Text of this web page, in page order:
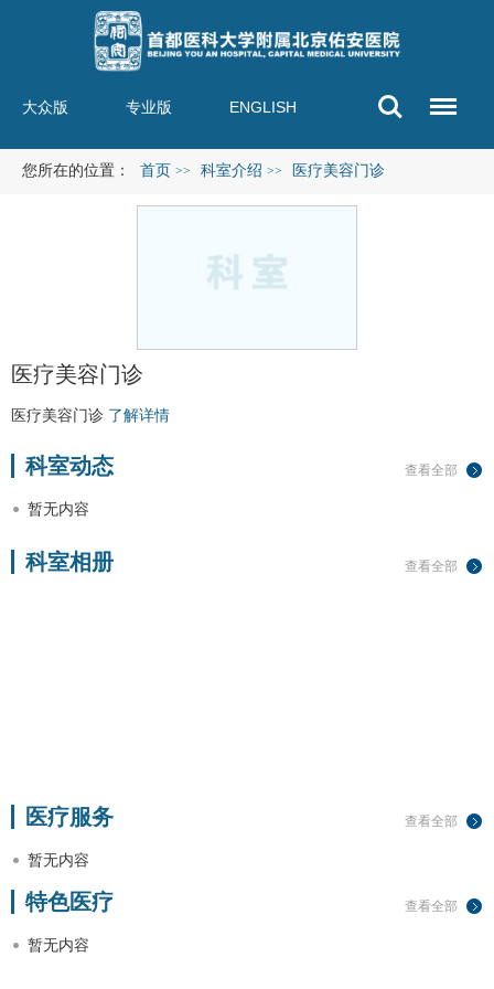
大众版 专业版 ENGLISH
您所在的位置： 首页 >> 科室介绍 >> 医疗美容门诊
医疗美容门诊
医疗美容门诊 了解详情
查看全部
科室动态
暂无内容
查看全部
科室相册
查看全部
医疗服务
暂无内容
查看全部
特色医疗
暂无内容